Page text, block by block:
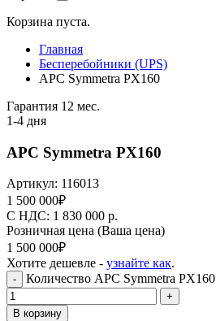
Корзина пуста.
Главная
Бесперебойники (UPS)
APC Symmetra PX160
Гарантия 12 мес.
1-4 дня
APC Symmetra PX160
Артикул: 116013
1 500 000₽
C НДС: 1 830 000 р.
Розничная цена (Ваша цена)
1 500 000₽
Хотите дешевле - узнайте как.
- Количество APC Symmetra PX160
+
В корзину